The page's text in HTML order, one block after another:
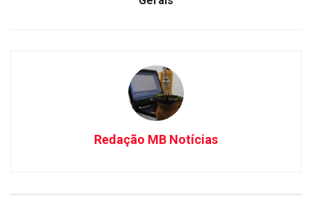
Redação MB Notícias